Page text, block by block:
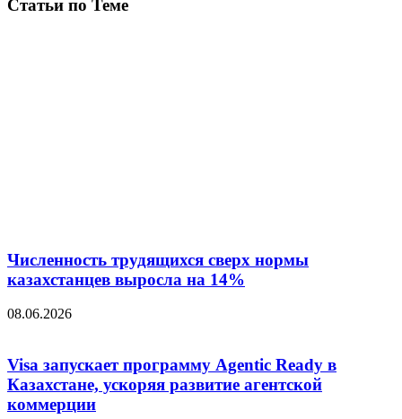
Статьи по Теме
Численность трудящихся сверх нормы
казахстанцев выросла на 14%
08.06.2026
Visa запускает программу Agentic Ready в
Казахстане, ускоряя развитие агентской
коммерции